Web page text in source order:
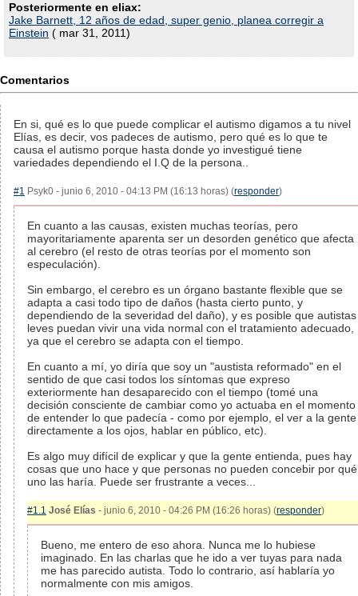
Posteriormente en eliax:
Jake Barnett, 12 años de edad, super genio, planea corregir a
Einstein ( mar 31, 2011)
Comentarios
En si, qué es lo que puede complicar el autismo digamos a tu nivel
Elías, es decir, vos padeces de autismo, pero qué es lo que te
causa el autismo porque hasta donde yo investigué tiene
variedades dependiendo el I.Q de la persona..
#1 Psyk0 - junio 6, 2010 - 04:13 PM (16:13 horas) (responder)
En cuanto a las causas, existen muchas teorías, pero
mayoritariamente aparenta ser un desorden genético que afecta
al cerebro (el resto de otras teorías por el momento son
especulación).
Sin embargo, el cerebro es un órgano bastante flexible que se
adapta a casi todo tipo de daños (hasta cierto punto, y
dependiendo de la severidad del daño), y es posible que autistas
leves puedan vivir una vida normal con el tratamiento adecuado,
ya que el cerebro se adapta con el tiempo.
En cuanto a mí, yo diría que soy un "austista reformado" en el
sentido de que casi todos los síntomas que expreso
exteriormente han desaparecido con el tiempo (tomé una
decisión consciente de cambiar como yo actuaba en el momento
de entender lo que padecía - como por ejemplo, el ver a la gente
directamente a los ojos, hablar en público, etc).
Es algo muy difícil de explicar y que la gente entienda, pues hay
cosas que uno hace y que personas no pueden concebir por qué
uno las haría. Puede ser frustrante a veces...
#1.1 José Elías - junio 6, 2010 - 04:26 PM (16:26 horas) (responder)
Bueno, me entero de eso ahora. Nunca me lo hubiese
imaginado. En las charlas que he ido a ver tuyas para nada
me has parecido autista. Todo lo contrario, así hablaría yo
normalmente con mis amigos.